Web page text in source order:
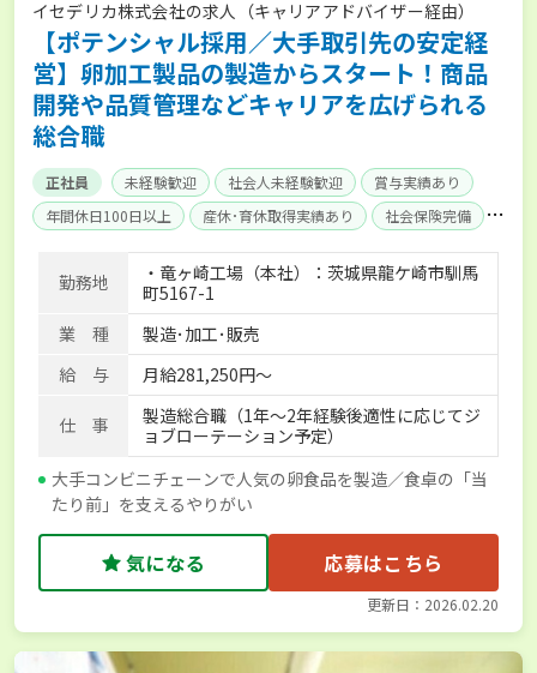
イセデリカ株式会社の求人（キャリアアドバイザー経由）
【ポテンシャル採用／大手取引先の安定経
営】卵加工製品の製造からスタート！商品
開発や品質管理などキャリアを広げられる
総合職
正社員 未経験歓迎 社会人未経験歓迎
賞与実績あり
年間休日100日以上
産休･育休取得実績あり
社会保険完備
寮･社宅相談可
勤務地
・竜ヶ崎工場（本社）：茨城県龍ケ崎市馴馬
町5167-1
業 種
製造･加工･販売
給 与
月給281,250円～
仕 事
製造総合職（1年～2年経験後適性に応じてジ
ョブローテーション予定）
大手コンビニチェーンで人気の卵食品を製造／食卓の「当
たり前」を支えるやりがい
気になる 応募はこちら
更新日：2026.02.20